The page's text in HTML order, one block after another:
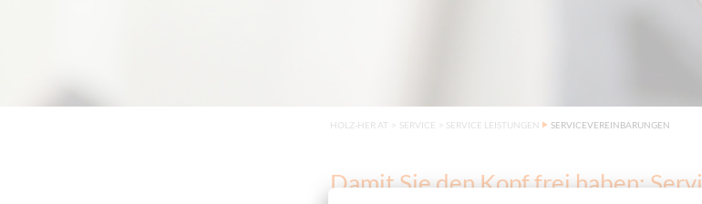
HOLZ-HER AT > SERVICE > SERVICE LEISTUNGEN SERVICEVEREINBARUNGEN
Damit Sie den Kopf frei haben: